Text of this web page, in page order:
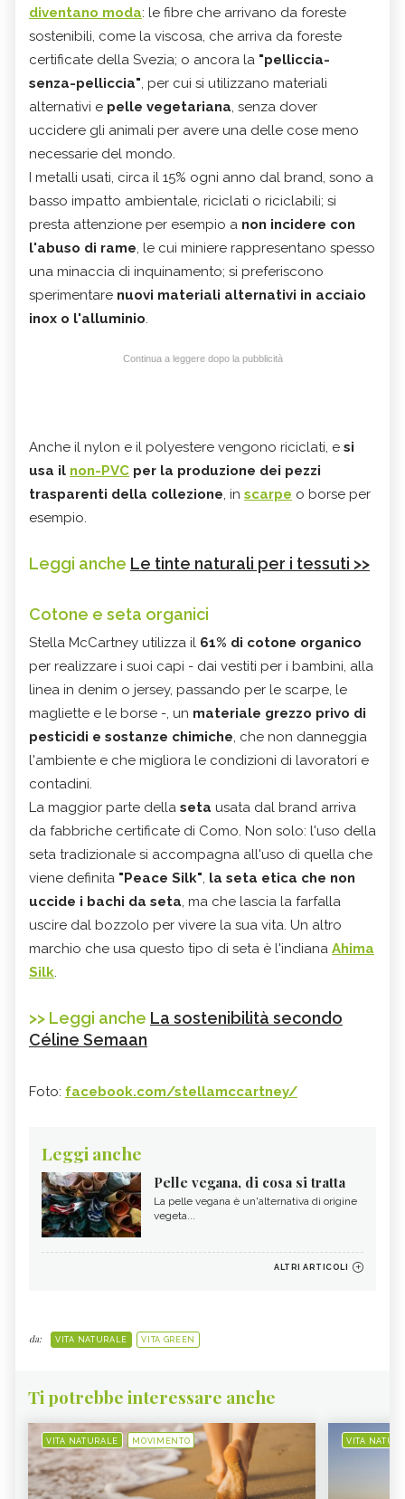
diventano moda: le fibre che arrivano da foreste
sostenibili, come la viscosa, che arriva da foreste
certificate della Svezia; o ancora la "pelliccia-
senza-pelliccia", per cui si utilizzano materiali
alternativi e pelle vegetariana, senza dover
uccidere gli animali per avere una delle cose meno
necessarie del mondo.
I metalli usati, circa il 15% ogni anno dal brand, sono a
basso impatto ambientale, riciclati o riciclabili; si
presta attenzione per esempio a non incidere con
l'abuso di rame, le cui miniere rappresentano spesso
una minaccia di inquinamento; si preferiscono
sperimentare nuovi materiali alternativi in acciaio
inox o l'alluminio.
Continua a leggere dopo la pubblicità
Anche il nylon e il polyestere vengono riciclati, e si
usa il non-PVC per la produzione dei pezzi
trasparenti della collezione, in scarpe o borse per
esempio.
Leggi anche Le tinte naturali per i tessuti >>
Cotone e seta organici
Stella McCartney utilizza il 61% di cotone organico
per realizzare i suoi capi - dai vestiti per i bambini, alla
linea in denim o jersey, passando per le scarpe, le
magliette e le borse -, un materiale grezzo privo di
pesticidi e sostanze chimiche, che non danneggia
l'ambiente e che migliora le condizioni di lavoratori e
contadini.
La maggior parte della seta usata dal brand arriva
da fabbriche certificate di Como. Non solo: l'uso della
seta tradizionale si accompagna all'uso di quella che
viene definita "Peace Silk", la seta etica che non
uccide i bachi da seta, ma che lascia la farfalla
uscire dal bozzolo per vivere la sua vita. Un altro
marchio che usa questo tipo di seta è l'indiana Ahima
Silk.
>> Leggi anche La sostenibilità secondo
Céline Semaan
Foto: facebook.com/stellamccartney/
Leggi anche
Pelle vegana, di cosa si tratta
La pelle vegana è un'alternativa di origine
vegeta...
ALTRI ARTICOLI
da: VITA NATURALE VITA GREEN
Ti potrebbe interessare anche
VITA NATURALE MOVIMENTO VITA